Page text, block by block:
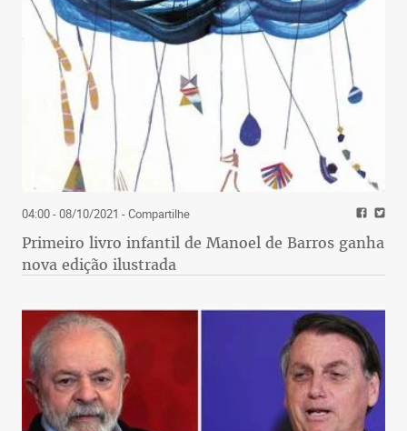
04:00 - 08/10/2021 - Compartilhe
Primeiro livro infantil de Manoel de Barros ganha
nova edição ilustrada